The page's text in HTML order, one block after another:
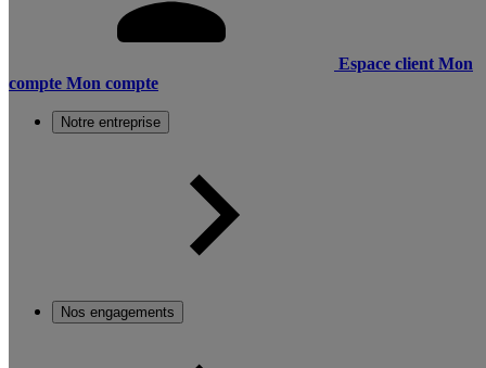
Espace client Mon
compte Mon compte
Notre entreprise
Nos engagements